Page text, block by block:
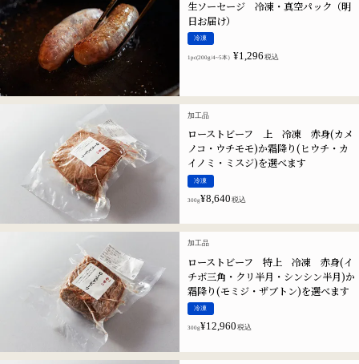
生ソーセージ 冷凍・真空パック（明
日お届け）
冷凍
1pc(200g/4~5本） ¥1,296 税込
加工品
ローストビーフ 上 冷凍 赤身(カメ
ノコ・ウチモモ)か霜降り(ヒウチ・カ
イノミ・ミスジ)を選べます
冷凍
300g¥8,640 税込
加工品
ローストビーフ 特上 冷凍 赤身(イ
チボ三角・クリ半月・シンシン半月)か
霜降り(モミジ・ザブトン)を選べます
冷凍
300g¥12,960 税込